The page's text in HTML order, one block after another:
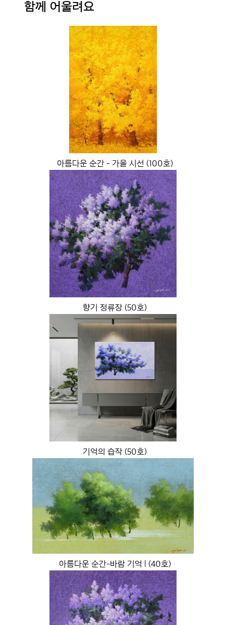
함께 어울려요
아름다운 순간 - 가을 시선 (100호)
향기 정류장 (50호)
기억의 습작 (50호)
아름다운 순간-바람 기억 l (40호)